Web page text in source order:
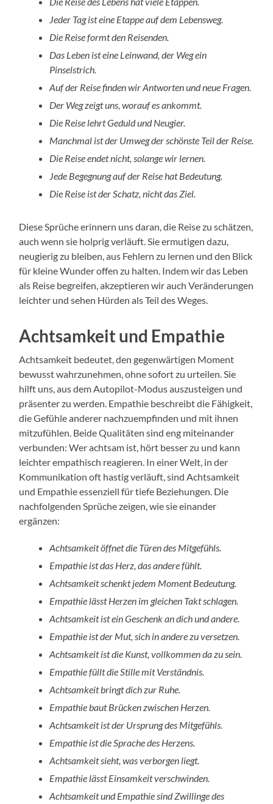
Jeder Tag ist eine Etappe auf dem Lebensweg.
Die Reise formt den Reisenden.
Das Leben ist eine Leinwand, der Weg ein
Pinselstrich.
Auf der Reise finden wir Antworten und neue Fragen.
Der Weg zeigt uns, worauf es ankommt.
Die Reise lehrt Geduld und Neugier.
Manchmal ist der Umweg der schönste Teil der Reise.
Die Reise endet nicht, solange wir lernen.
Jede Begegnung auf der Reise hat Bedeutung.
Die Reise ist der Schatz, nicht das Ziel.
Diese Sprüche erinnern uns daran, die Reise zu schätzen,
auch wenn sie holprig verläuft. Sie ermutigen dazu,
neugierig zu bleiben, aus Fehlern zu lernen und den Blick
für kleine Wunder offen zu halten. Indem wir das Leben
als Reise begreifen, akzeptieren wir auch Veränderungen
leichter und sehen Hürden als Teil des Weges.
Achtsamkeit und Empathie
Achtsamkeit bedeutet, den gegenwärtigen Moment
bewusst wahrzunehmen, ohne sofort zu urteilen. Sie
hilft uns, aus dem Autopilot-Modus auszusteigen und
präsenter zu werden. Empathie beschreibt die Fähigkeit,
die Gefühle anderer nachzuempfinden und mit ihnen
mitzufühlen. Beide Qualitäten sind eng miteinander
verbunden: Wer achtsam ist, hört besser zu und kann
leichter empathisch reagieren. In einer Welt, in der
Kommunikation oft hastig verläuft, sind Achtsamkeit
und Empathie essenziell für tiefe Beziehungen. Die
nachfolgenden Sprüche zeigen, wie sie einander
ergänzen:
Achtsamkeit öffnet die Türen des Mitgefühls.
Empathie ist das Herz, das andere fühlt.
Achtsamkeit schenkt jedem Moment Bedeutung.
Empathie lässt Herzen im gleichen Takt schlagen.
Achtsamkeit ist ein Geschenk an dich und andere.
Empathie ist der Mut, sich in andere zu versetzen.
Achtsamkeit ist die Kunst, vollkommen da zu sein.
Empathie füllt die Stille mit Verständnis.
Achtsamkeit bringt dich zur Ruhe.
Empathie baut Brücken zwischen Herzen.
Achtsamkeit ist der Ursprung des Mitgefühls.
Empathie ist die Sprache des Herzens.
Achtsamkeit sieht, was verborgen liegt.
Empathie lässt Einsamkeit verschwinden.
Achtsamkeit und Empathie sind Zwillinge des